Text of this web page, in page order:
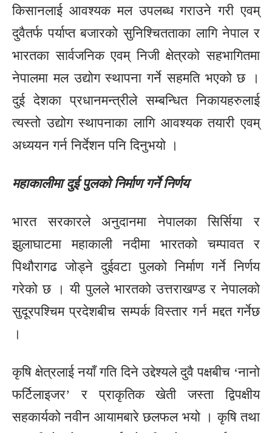
किसानलाई आवश्यक मल उपलब्ध गराउने गरी एवम्
दुवैतर्फ पर्याप्त बजारको सुनिश्चितताका लागि नेपाल र
भारतका सार्वजनिक एवम् निजी क्षेत्रको सहभागितमा
नेपालमा मल उद्योग स्थापना गर्ने सहमति भएको छ ।
दुई देशका प्रधानमन्त्रीले सम्बन्धित निकायहरुलाई
त्यस्तो उद्योग स्थापनाका लागि आवश्यक तयारी एवम्
अध्ययन गर्न निर्देशन पनि दिनुभयो ।
महाकालीमा दुई पुलको निर्माण गर्ने निर्णय
भारत सरकारले अनुदानमा नेपालका सिर्सिया र
झुलाघाटमा महाकाली नदीमा भारतको चम्पावत र
पिथौरागढ जोड्ने दुईवटा पुलको निर्माण गर्ने निर्णय
गरेको छ । यी पुलले भारतको उत्तराखण्ड र नेपालको
सुदूरपश्चिम प्रदेशबीच सम्पर्क विस्तार गर्न मद्दत गर्नेछ
।
कृषि क्षेत्रलाई नयाँ गति दिने उद्देश्यले दुवै पक्षबीच ‘नानो
फर्टिलाइजर’ र प्राकृतिक खेती जस्ता द्विपक्षीय
सहकार्यको नवीन आयामबारे छलफल भयो । कृषि तथा